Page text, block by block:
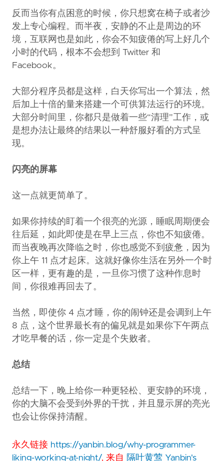
反而当你有点困意的时候，你只想窝在椅子或者沙
发上专心编程。而半夜，安静的不止是周边的环
境，互联网也是如此，你会不知疲倦的写上好几个
小时的代码，根本不会想到 Twitter 和
Facebook。
大部分程序员都是这样，白天你写出一个算法，然
后加上十倍的量来搭建一个可供算法运行的环境。
大部分时间里，你都只是做着一些“清理”工作，或
是想办法让最终的结果以一种舒服好看的方式呈
现。
闪亮的屏幕
这一点就更简单了。
如果你持续的盯着一个很亮的光源，睡眠周期便会
往后延，如此即使是在早上三点，你也不知疲倦。
而当夜晚再次降临之时，你也感觉不到疲惫，因为
你上午 11 点才起床。这就好像你生活在另外一个时
区一样，更有趣的是，一旦你习惯了这种作息时
间，你很难再回去了。
当然，即使你 4 点才睡，你的闹钟还是会调到上午
8 点，这个世界最长有的偏见就是如果你下午两点
才吃早餐的话，你一定是个失败者。
总结
总结一下，晚上给你一种更轻松、更安静的环境，
你的大脑不会受到外界的干扰，并且显示屏的亮光
也会让你保持清醒。
永久链接 https://yanbin.blog/why-programmer-
liking-working-at-night/, 来自 隔叶黄莺 Yanbin's